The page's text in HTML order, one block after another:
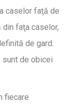
caselor faţă de
faţa caselor,
de gard.
sunt de obicei
fiecare